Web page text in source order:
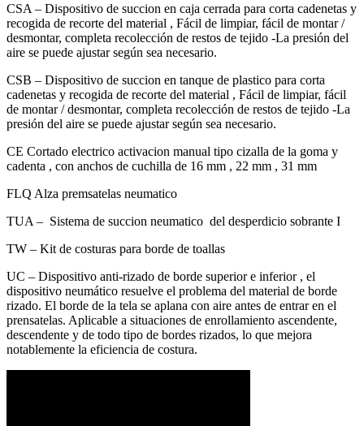
CSA – Dispositivo de succion en caja cerrada para corta cadenetas y
recogida de recorte del material , Fácil de limpiar, fácil de montar /
desmontar, completa recolección de restos de tejido -La presión del
aire se puede ajustar según sea necesario.
CSB – Dispositivo de succion en tanque de plastico para corta
cadenetas y recogida de recorte del material , Fácil de limpiar, fácil
de montar / desmontar, completa recolección de restos de tejido -La
presión del aire se puede ajustar según sea necesario.
CE Cortado electrico activacion manual tipo cizalla de la goma y
cadenta , con anchos de cuchilla de 16 mm , 22 mm , 31 mm
FLQ Alza premsatelas neumatico
TUA – Sistema de succion neumatico del desperdicio sobrante I
TW – Kit de costuras para borde de toallas
UC – Dispositivo anti-rizado de borde superior e inferior , el
dispositivo neumático resuelve el problema del material de borde
rizado. El borde de la tela se aplana con aire antes de entrar en el
prensatelas. Aplicable a situaciones de enrollamiento ascendente,
descendente y de todo tipo de bordes rizados, lo que mejora
notablemente la eficiencia de costura.